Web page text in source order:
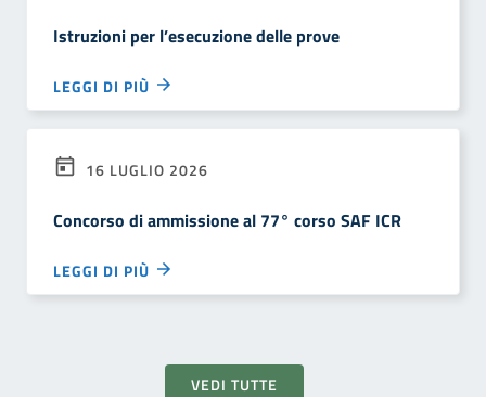
Istruzioni per l’esecuzione delle prove
LEGGI DI PIÙ
16 LUGLIO 2026
Concorso di ammissione al 77° corso SAF ICR
LEGGI DI PIÙ
VEDI TUTTE